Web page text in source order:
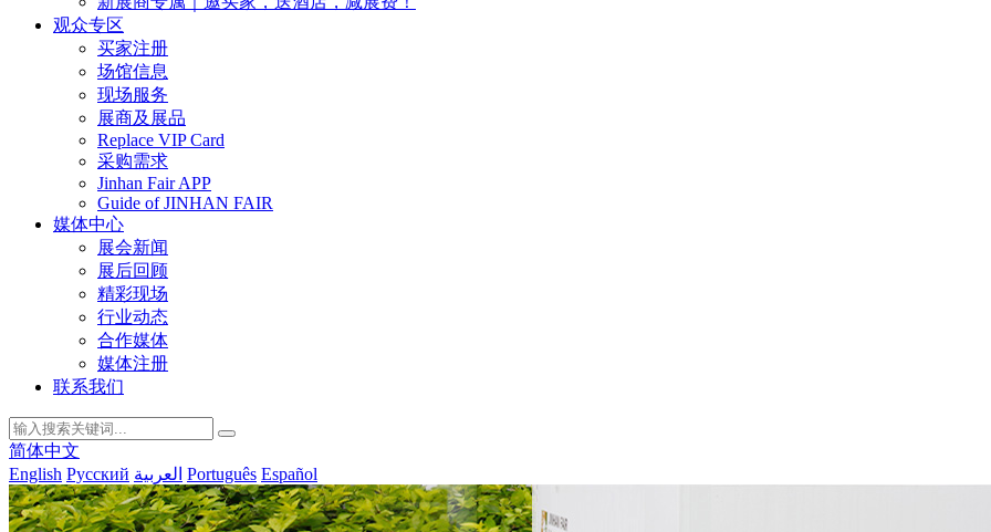
观众专区
买家注册
场馆信息
现场服务
展商及展品
Replace VIP Card
采购需求
Jinhan Fair APP
Guide of JINHAN FAIR
媒体中心
展会新闻
展后回顾
精彩现场
行业动态
合作媒体
媒体注册
联系我们
简体中文
English Русский العربية Português Español